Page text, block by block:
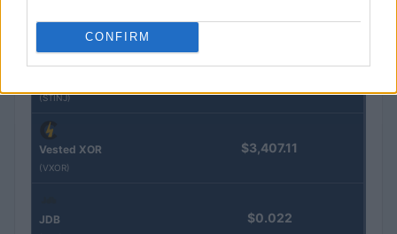
CONFIRM
(STINJ)
Vested XOR
(VXOR)
$3,407.11
JDB $0.022